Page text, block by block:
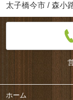
太子橋今市 / 森小
ホーム